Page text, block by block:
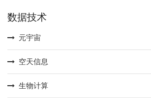
数据技术
元宇宙
空天信息
生物计算